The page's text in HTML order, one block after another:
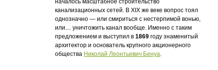
канализационных сетей. В XIX же веке вопрос тоял
однозначно — или смириться с нестерпимой вонью,
или.... уничтожить канал вообще. Именно с таким
предложением и выступил в1869 году знаменитый
архитектор и основатель крупного акционерного
общества Николай Леонтьевич Бенуа